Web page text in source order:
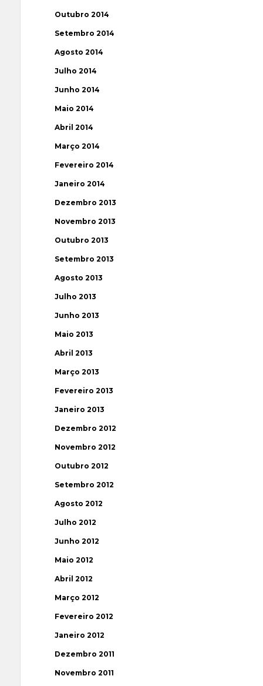
Outubro 2014
Setembro 2014
Agosto 2014
Julho 2014
Junho 2014
Maio 2014
Abril 2014
Março 2014
Fevereiro 2014
Janeiro 2014
Dezembro 2013
Novembro 2013
Outubro 2013
Setembro 2013
Agosto 2013
Julho 2013
Junho 2013
Maio 2013
Abril 2013
Março 2013
Fevereiro 2013
Janeiro 2013
Dezembro 2012
Novembro 2012
Outubro 2012
Setembro 2012
Agosto 2012
Julho 2012
Junho 2012
Maio 2012
Abril 2012
Março 2012
Fevereiro 2012
Janeiro 2012
Dezembro 2011
Novembro 2011